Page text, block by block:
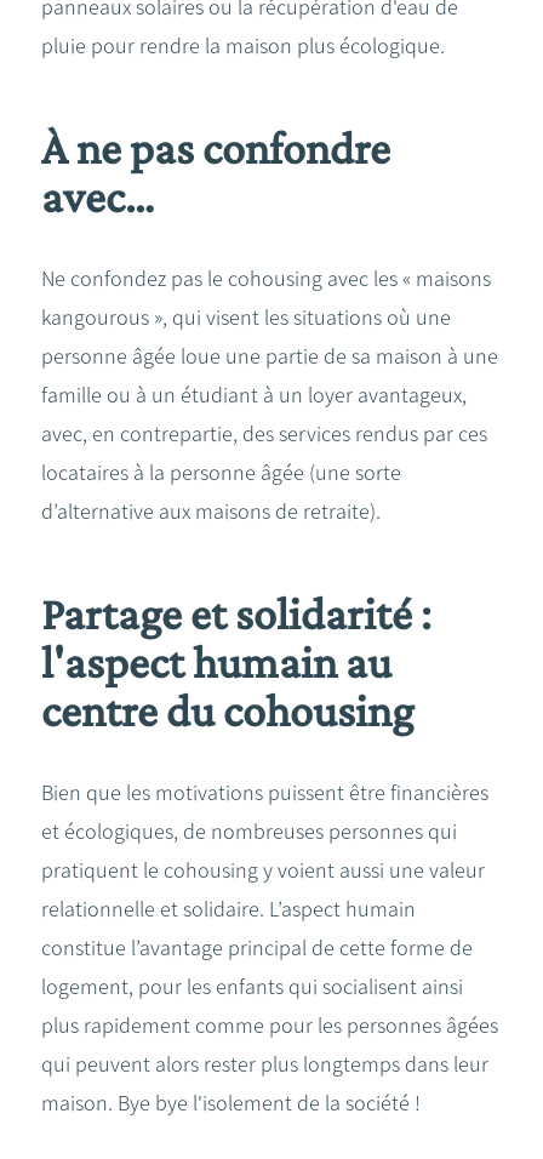
panneaux solaires ou la récupération d'eau de
pluie pour rendre la maison plus écologique.
À ne pas confondre
avec…
Ne confondez pas le cohousing avec les « maisons
kangourous », qui visent les situations où une
personne âgée loue une partie de sa maison à une
famille ou à un étudiant à un loyer avantageux,
avec, en contrepartie, des services rendus par ces
locataires à la personne âgée (une sorte
d’alternative aux maisons de retraite).
Partage et solidarité :
l'aspect humain au
centre du cohousing
Bien que les motivations puissent être financières
et écologiques, de nombreuses personnes qui
pratiquent le cohousing y voient aussi une valeur
relationnelle et solidaire. L’aspect humain
constitue l’avantage principal de cette forme de
logement, pour les enfants qui socialisent ainsi
plus rapidement comme pour les personnes âgées
qui peuvent alors rester plus longtemps dans leur
maison. Bye bye l'isolement de la société !